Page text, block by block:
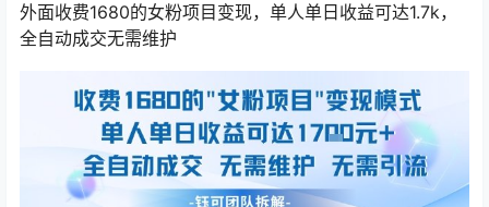
外面收费1680的女粉项目变现，单人单日收益可达1.7k，
全自动成交无需维护